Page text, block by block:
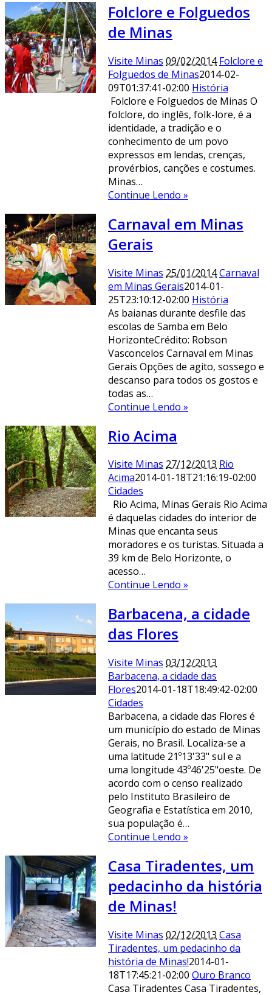
Folclore e Folguedos
de Minas
Visite Minas 09/02/2014 Folclore e
Folguedos de Minas2014-02-
09T01:37:41-02:00 História
Folclore e Folguedos de Minas O
folclore, do inglês, folk-lore, é a
identidade, a tradição e o
conhecimento de um povo
expressos em lendas, crenças,
provérbios, canções e costumes.
Minas…
Continue Lendo »
Carnaval em Minas
Gerais
Visite Minas 25/01/2014Carnaval
em Minas Gerais2014-01-
25T23:10:12-02:00 História
As baianas durante desfile das
escolas de Samba em Belo
HorizonteCrédito: Robson
Vasconcelos Carnaval em Minas
Gerais Opções de agito, sossego e
descanso para todos os gostos e
todas as…
Continue Lendo »
Rio Acima
Visite Minas 27/12/2013 Rio
Acima2014-01-18T21:16:19-02:00
Cidades
Rio Acima, Minas Gerais Rio Acima
é daquelas cidades do interior de
Minas que encanta seus
moradores e os turistas. Situada a
39 km de Belo Horizonte, o
acesso…
Continue Lendo »
Barbacena, a cidade
das Flores
Visite Minas 03/12/2013
Barbacena, a cidade das
Flores2014-01-18T18:49:42-02:00
Cidades
Barbacena, a cidade das Flores é
um município do estado de Minas
Gerais, no Brasil. Localiza-se a
uma latitude 21º13'33" sul e a
uma longitude 43º46'25"oeste. De
acordo com o censo realizado
pelo Instituto Brasileiro de
Geografia e Estatística em 2010,
sua população é…
Continue Lendo »
Casa Tiradentes, um
pedacinho da história
de Minas!
Visite Minas 02/12/2013 Casa
Tiradentes, um pedacinho da
história de Minas!2014-01-
18T17:45:21-02:00 Ouro Branco
Casa Tiradentes Casa Tiradentes,